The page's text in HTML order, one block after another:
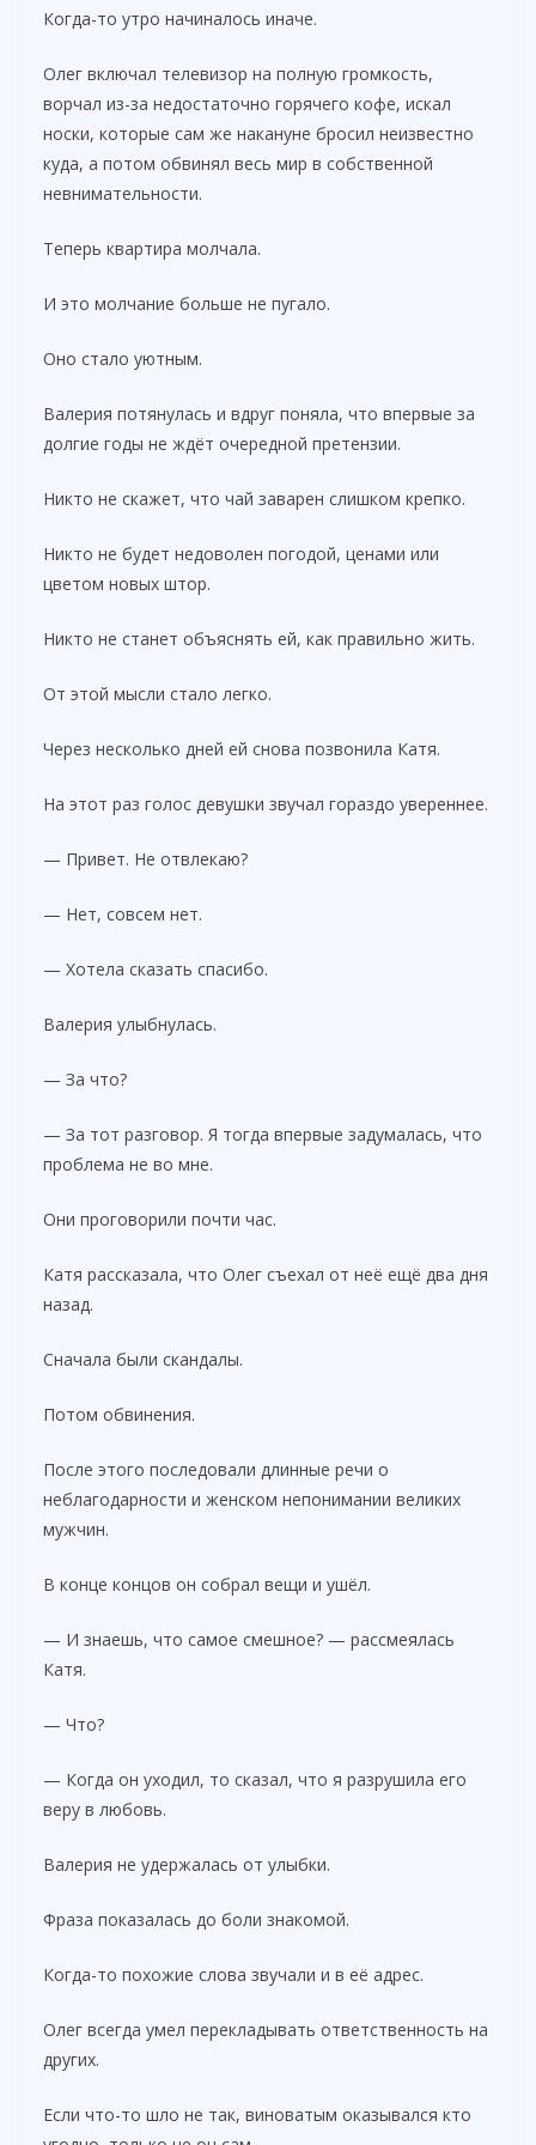
Когда-то утро начиналось иначе.
Олег включал телевизор на полную громкость,
ворчал из-за недостаточно горячего кофе, искал
носки, которые сам же накануне бросил неизвестно
куда, а потом обвинял весь мир в собственной
невнимательности.
Теперь квартира молчала.
И это молчание больше не пугало.
Оно стало уютным.
Валерия потянулась и вдруг поняла, что впервые за
долгие годы не ждёт очередной претензии.
Никто не скажет, что чай заварен слишком крепко.
Никто не будет недоволен погодой, ценами или
цветом новых штор.
Никто не станет объяснять ей, как правильно жить.
От этой мысли стало легко.
Через несколько дней ей снова позвонила Катя.
На этот раз голос девушки звучал гораздо увереннее.
— Привет. Не отвлекаю?
— Нет, совсем нет.
— Хотела сказать спасибо.
Валерия улыбнулась.
— За что?
— За тот разговор. Я тогда впервые задумалась, что
проблема не во мне.
Они проговорили почти час.
Катя рассказала, что Олег съехал от неё ещё два дня
назад.
Сначала были скандалы.
Потом обвинения.
После этого последовали длинные речи о
неблагодарности и женском непонимании великих
мужчин.
В конце концов он собрал вещи и ушёл.
— И знаешь, что самое смешное? — рассмеялась
Катя.
— Что?
— Когда он уходил, то сказал, что я разрушила его
веру в любовь.
Валерия не удержалась от улыбки.
Фраза показалась до боли знакомой.
Когда-то похожие слова звучали и в её адрес.
Олег всегда умел перекладывать ответственность на
других.
Если что-то шло не так, виноватым оказывался кто